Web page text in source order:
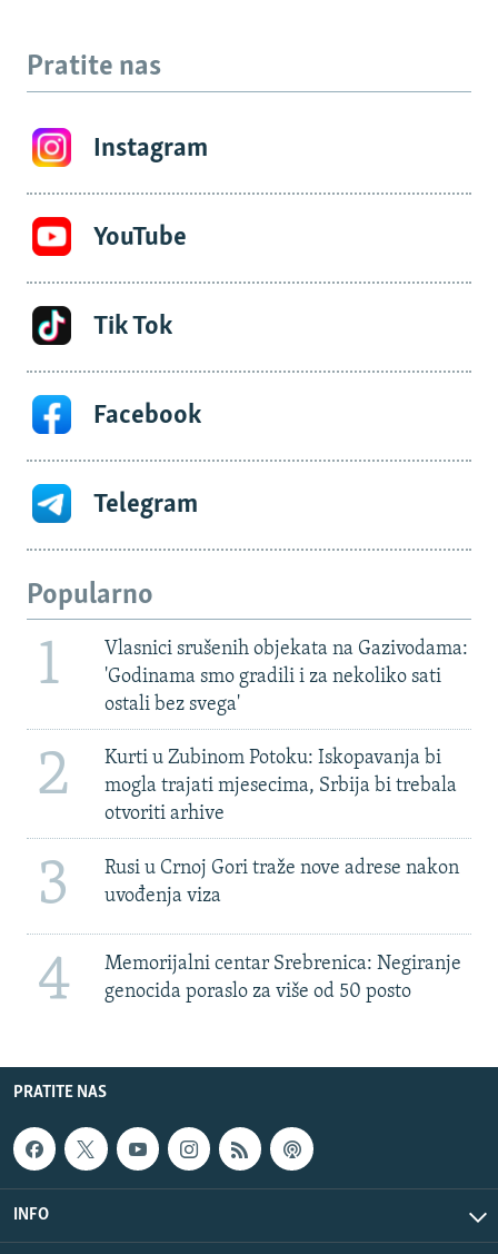
Pratite nas
Instagram
YouTube
Tik Tok
Facebook
Telegram
Popularno
1
Vlasnici srušenih objekata na Gazivodama:
'Godinama smo gradili i za nekoliko sati
ostali bez svega'
2
Kurti u Zubinom Potoku: Iskopavanja bi
mogla trajati mjesecima, Srbija bi trebala
otvoriti arhive
3
Rusi u Crnoj Gori traže nove adrese nakon
uvođenja viza
4
Memorijalni centar Srebrenica: Negiranje
genocida poraslo za više od 50 posto
PRATITE NAS
INFO